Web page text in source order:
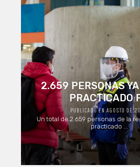
2.659 PERSONAS
PRACTICADO
PUBLICADO EN AGOSTO DE
Un total de 2.659 personas de la
practicado ...